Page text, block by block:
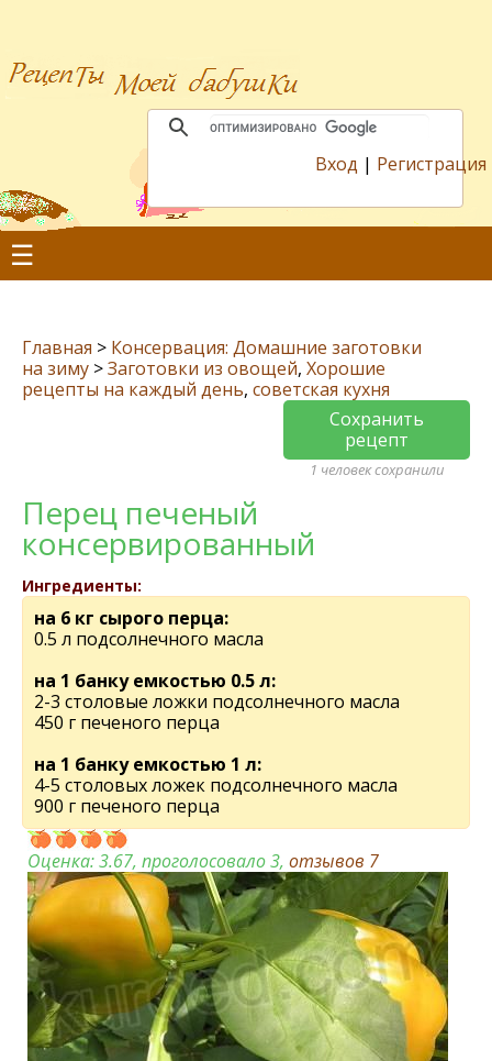
Вход | Регистрация
☰
Главная > Консервация: Домашние заготовки
на зиму >Заготовки из овощей, Хорошие
рецепты на каждый день, советская кухня
Сохранить
рецепт
1 человек сохранили
Перец печеный
консервированный
Ингредиенты:
на 6 кг сырого перца:
0.5 л подсолнечного масла
на 1 банку емкостью 0.5 л:
2-3 столовые ложки подсолнечного масла
450 г печеного перца
на 1 банку емкостью 1 л:
4-5 столовых ложек подсолнечного масла
900 г печеного перца
Оценка:3.67, проголосовало 3, отзывов 7